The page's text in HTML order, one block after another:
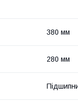
380 мм
280 мм